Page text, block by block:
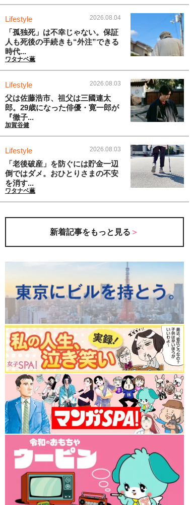
Lifestyle 2026.08.04
「孤独死」は不幸じゃない。保証
人も死後の手続きも“外注”できる
時代...
ワタナベ薫
Lifestyle 2026.08.03
父は佐藤浩市、祖父は三國連太
郎。29歳になった俳優・寛一郎が
『徹子...
加賀谷健
Lifestyle 2026.08.03
「老後破産」を防ぐには貯金一辺
倒ではダメ。おひとりさまの不安
を消す...
ワタナベ薫
新着記事をもっと見る